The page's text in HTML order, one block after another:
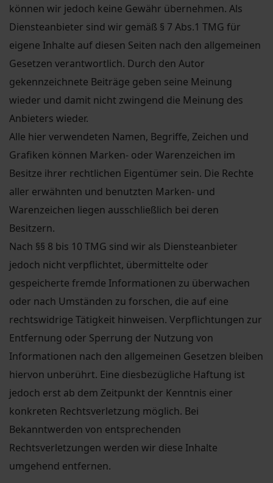
können wir jedoch keine Gewähr übernehmen. Als
Diensteanbieter sind wir gemäß § 7 Abs.1 TMG für
eigene Inhalte auf diesen Seiten nach den allgemeinen
Gesetzen verantwortlich. Durch den Autor
gekennzeichnete Beiträge geben seine Meinung
wieder und damit nicht zwingend die Meinung des
Anbieters wieder.
Alle hier verwendeten Namen, Begriffe, Zeichen und
Grafiken können Marken- oder Warenzeichen im
Besitze ihrer rechtlichen Eigentümer sein. Die Rechte
aller erwähnten und benutzten Marken- und
Warenzeichen liegen ausschließlich bei deren
Besitzern.
Nach §§ 8 bis 10 TMG sind wir als Diensteanbieter
jedoch nicht verpflichtet, übermittelte oder
gespeicherte fremde Informationen zu überwachen
oder nach Umständen zu forschen, die auf eine
rechtswidrige Tätigkeit hinweisen. Verpflichtungen zur
Entfernung oder Sperrung der Nutzung von
Informationen nach den allgemeinen Gesetzen bleiben
hiervon unberührt. Eine diesbezügliche Haftung ist
jedoch erst ab dem Zeitpunkt der Kenntnis einer
konkreten Rechtsverletzung möglich. Bei
Bekanntwerden von entsprechenden
Rechtsverletzungen werden wir diese Inhalte
umgehend entfernen.